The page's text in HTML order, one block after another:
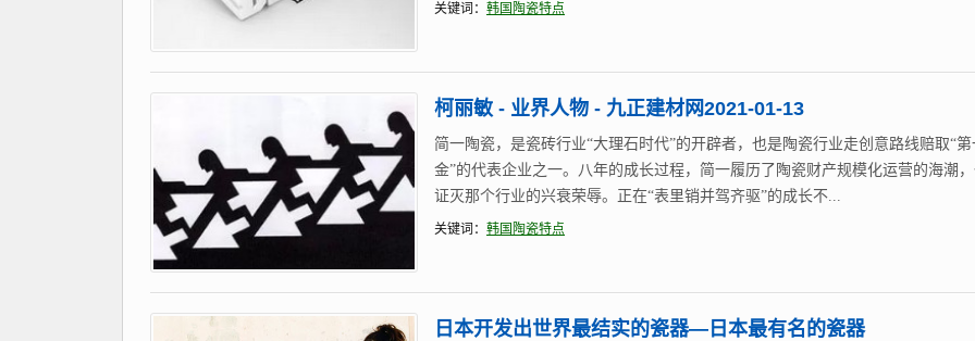
关键词： 韩国陶瓷特点
柯丽敏 - 业界人物 - 九正建材网2021-01-13
简一陶瓷，是瓷砖行业“大理石时代”的开辟者，也是陶瓷行业走创意路线赔取“第
金”的代表企业之一。八年的成长过程，简一履历了陶瓷财产规模化运营的海潮
证灭那个行业的兴衰荣辱。正在“表里销并驾齐驱”的成长不...
关键词： 韩国陶瓷特点
日本开发出世界最结实的瓷器—日本最有名的瓷器